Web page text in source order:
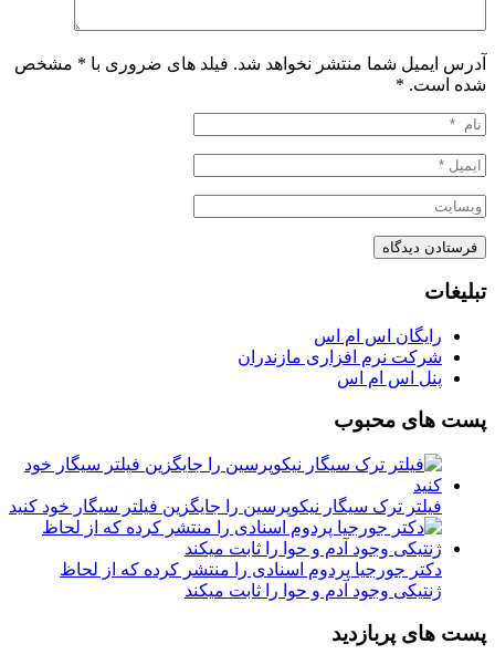
آدرس ایمیل شما منتشر نخواهد شد. فیلد های ضروری با * مشخص
شده است. *
تبلیغات
رایگان اس ام اس
شرکت نرم افزاری مازندران
پنل اس ام اس
پست های محبوب
فیلتر ترک سیگار نیکوپرسین را جایگزین فیلتر سیگار خود کنید
دکتر جورجیا پردوم اسنادی را منتشر کرده که از لحاظ
ژنتیکی وجود آدم و حوا را ثابت میکند
پست های پربازدید